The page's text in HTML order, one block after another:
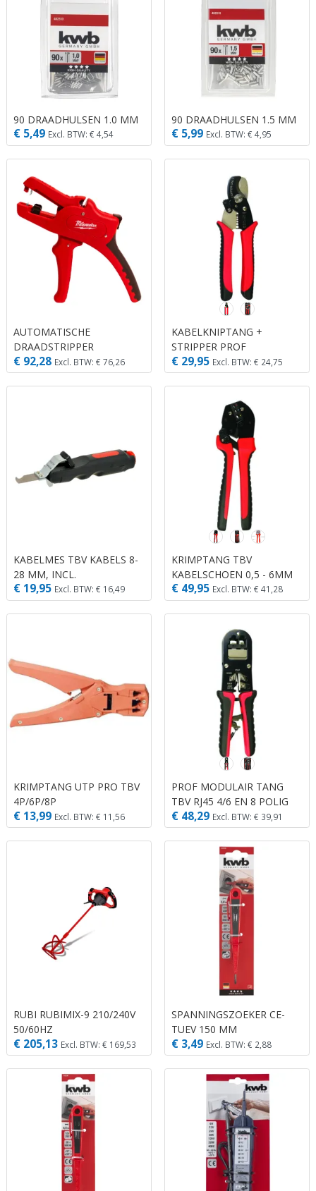
90 DRAADHULSEN 1.0 MM
€ 5,49 Excl. BTW: € 4,54
90 DRAADHULSEN 1.5 MM
€ 5,99 Excl. BTW: € 4,95
AUTOMATISCHE
DRAADSTRIPPER
€ 92,28 Excl. BTW: € 76,26
KABELKNIPTANG +
STRIPPER PROF
KABELSCHAAR
€ 29,95 Excl. BTW: € 24,75
KABELMES TBV KABELS 8-
28 MM, INCL.
RESERVEMESJE
€ 19,95 Excl. BTW: € 16,49
KRIMPTANG TBV
KABELSCHOEN 0,5 - 6MM
RBG
€ 49,95 Excl. BTW: € 41,28
KRIMPTANG UTP PRO TBV
4P/6P/8P
€ 13,99 Excl. BTW: € 11,56
PROF MODULAIR TANG
TBV RJ45 4/6 EN 8 POLIG
€ 48,29 Excl. BTW: € 39,91
RUBI RUBIMIX-9 210/240V
50/60HZ
€ 205,13 Excl. BTW: € 169,53
SPANNINGSZOEKER CE-
TUEV 150 MM
€ 3,49 Excl. BTW: € 2,88